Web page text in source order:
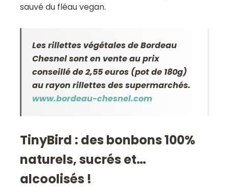
sauvé du fléau vegan.
Les rillettes végétales de Bordeau
Chesnel sont en vente au prix
conseillé de 2,55 euros (pot de 180g)
au rayon rillettes des supermarchés.
www.bordeau-chesnel.com
TinyBird : des bonbons 100%
naturels, sucrés et…
alcoolisés !